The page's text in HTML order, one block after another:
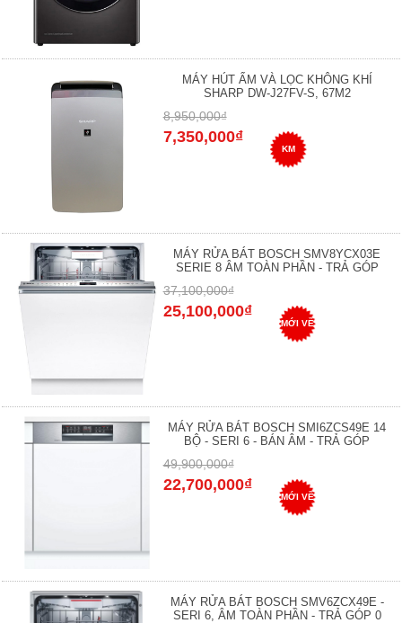
MÁY HÚT ẨM VÀ LỌC KHÔNG KHÍ
SHARP DW-J27FV-S, 67M2
8,950,000₫
7,350,000₫
KM
MÁY RỬA BÁT BOSCH SMV8YCX03E
SERIE 8 ÂM TOÀN PHẦN - TRẢ GÓP
37,100,000₫
25,100,000₫
MỚI VỀ
MÁY RỬA BÁT BOSCH SMI6ZCS49E 14
BỘ - SERI 6 - BÁN ÂM - TRẢ GÓP
49,900,000₫
22,700,000₫
MỚI VỀ
MÁY RỬA BÁT BOSCH SMV6ZCX49E -
SERI 6, ÂM TOÀN PHẦN - TRẢ GÓP 0